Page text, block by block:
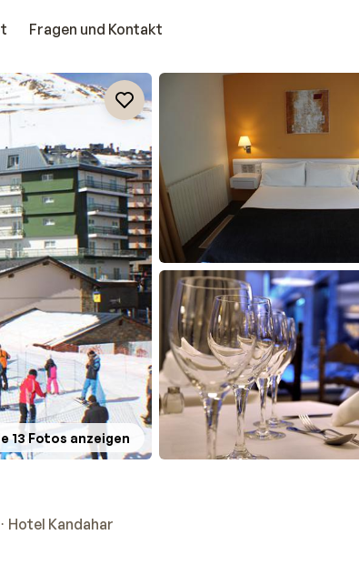
Fragen und Kontakt
13 Fotos anzeigen
Hotel Kandahar